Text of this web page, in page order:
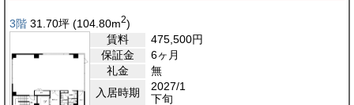
3階 31.70坪 (104.80m2)
賃料
475,500円
保証金
6ヶ月
礼金
無
入居時期
2027/1
下旬